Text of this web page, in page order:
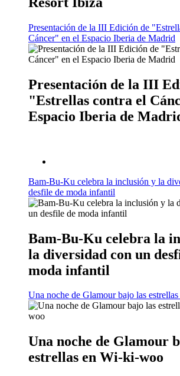
Presentación de la III Edición de
Cáncer" en el Espacio Iberia de Madrid
Presentación de la III
"Estrellas contra el
Espacio Iberia de
Bam-Bu-Ku celebra la inclusión y la
desfile de moda infantil
Bam-Bu-Ku celebra la
la diversidad con un
moda infantil
Una noche de Glamour bajo las
Una noche de Glamour
estrellas en Wi-ki-woo